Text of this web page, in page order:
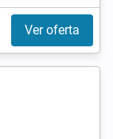
Ver oferta